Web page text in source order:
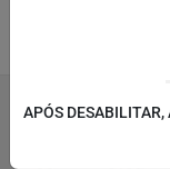
APÓS